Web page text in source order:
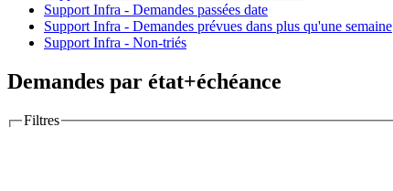
Support Infra - Demandes passées date
Support Infra - Demandes prévues dans plus qu'une semaine
Support Infra - Non-triés
Demandes par état+échéance
Filtres